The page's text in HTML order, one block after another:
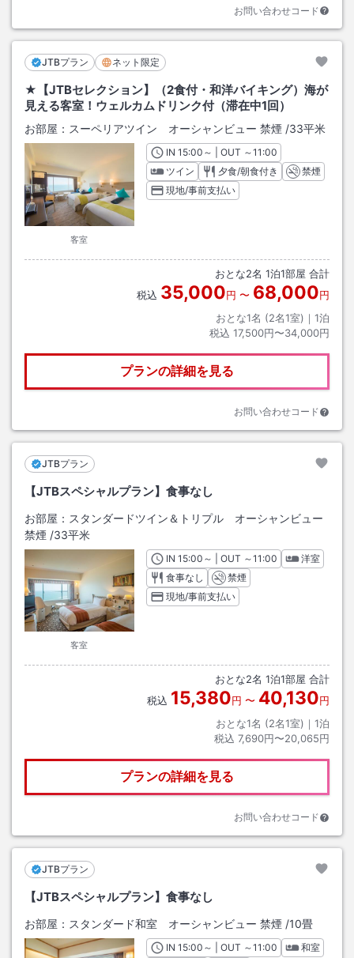
お問い合わせコード
JTBプラン ネット限定
★【JTBセレクション】（2食付・和洋バイキング）海が
見える客室！ウェルカムドリンク付（滞在中1回）
お部屋： スーペリアツイン オーシャンビュー 禁煙 /33平米
客室
INチェックイン
15:00 ～ | OUT チェックアウト
～11:00
ツイン
夕食/朝食付き
禁煙
現地/事前支払い
おとな2名 1泊1部屋 合計
税込 35,000円 〜 68,000円
おとな1名 (2名1室)｜ 1泊
税込 17,500円〜34,000円
プランの詳細を見る
お問い合わせコード
JTBプラン
【JTBスペシャルプラン】食事なし
お部屋： スタンダードツイン＆トリプル オーシャンビュー
禁煙 /33平米
客室
INチェックイン
15:00 ～ | OUT チェックアウト
～11:00
洋室
食事なし
禁煙
現地/事前支払い
おとな2名 1泊1部屋 合計
税込 15,380円 〜 40,130円
おとな1名 (2名1室)｜ 1泊
税込 7,690円〜20,065円
プランの詳細を見る
お問い合わせコード
JTBプラン
【JTBスペシャルプラン】食事なし
お部屋： スタンダード和室 オーシャンビュー 禁煙 /10畳
INチェックイン
15:00 ～ | OUT チェックアウト
～11:00
和室